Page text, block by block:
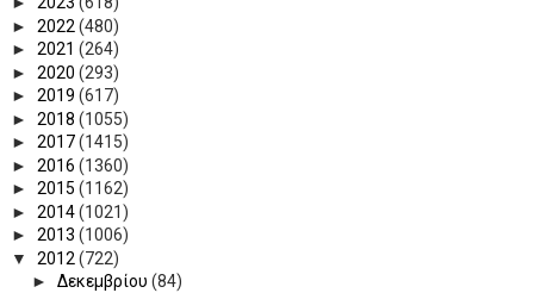
► 2022 (480)
► 2021 (264)
► 2020 (293)
► 2019 (617)
► 2018 (1055)
► 2017(1415)
► 2016 (1360)
► 2015 (1162)
► 2014(1021)
► 2013 (1006)
▼ 2012 (722)
► Δεκεμβρίου (84)